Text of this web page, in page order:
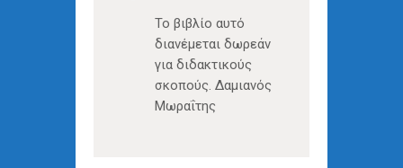
Το βιβλίο αυτό
διανέμεται δωρεάν
για διδακτικούς
σκοπούς. Δαμιανός
Μωραΐτης